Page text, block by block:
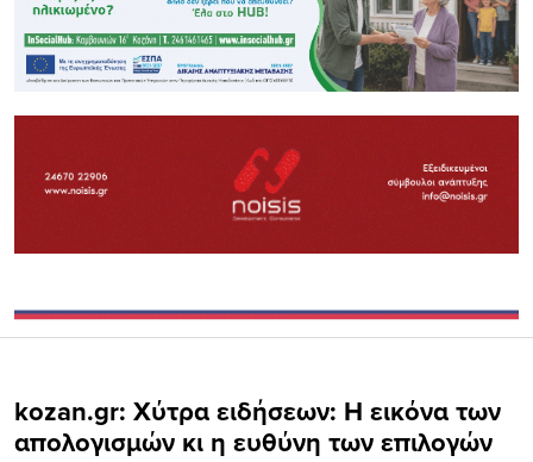
kozan.gr: Xύτρα ειδήσεων: Η εικόνα των
απολογισμών κι η ευθύνη των επιλογών